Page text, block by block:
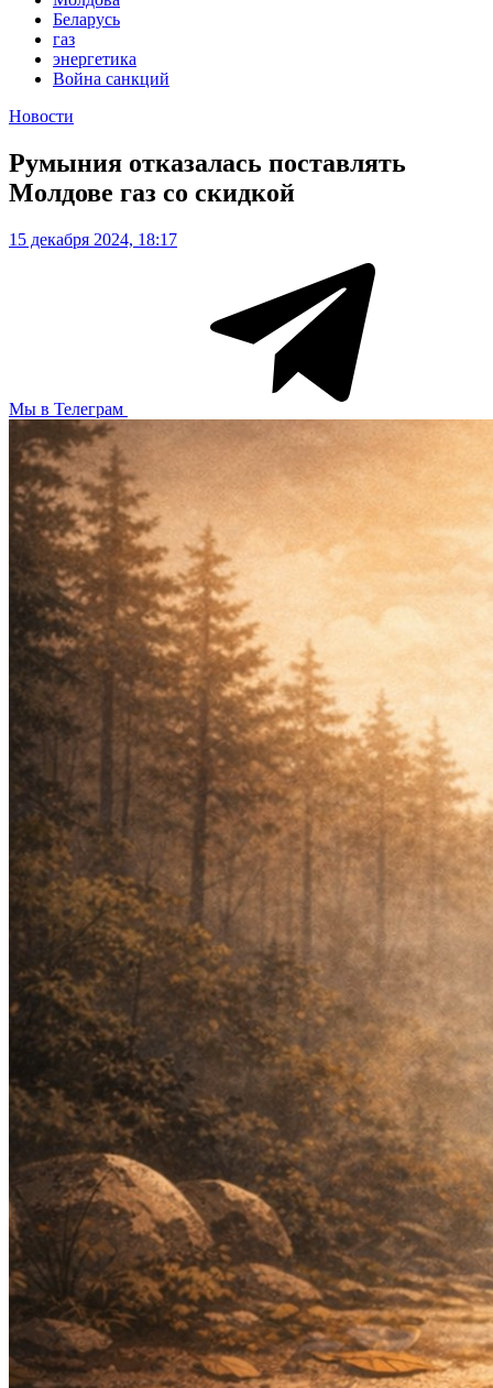
Беларусь
газ
энергетика
Война санкций
Новости
Румыния отказалась поставлять
Молдове газ со скидкой
15 декабря 2024, 18:17
Мы в Телеграм